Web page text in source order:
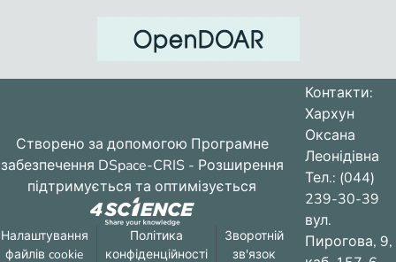
Створено за допомогою Програмне
забезпечення DSpace-CRIS - Розширення
підтримується та оптимізується
Налаштування
файлів cookie
Політика
конфіденційності
Зворотній
зв'язок
Контакти:
Хархун
Оксана
Леонідівна
Тел.: (044)
239-30-39
вул.
Пирогова, 9,